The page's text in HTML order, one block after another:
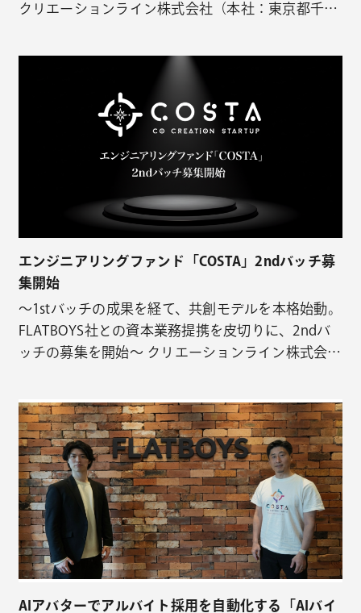
クリエーションライン株式会社（本社：東京都千代
象とした対談インタビューシリーズ「あだちの極
エンジニアリングファンド「COSTA」2ndバッチ募
集開始
〜1stバッチの成果を経て、共創モデルを本格始動。
FLATBOYS社との資本業務提携を皮切りに、2ndバ
ッチの募集を開始〜 クリエーションライン株式会社
エクイティ（株式）を組み合わせたエンジニアリン
グファンド「Co-Creation Startup（COSTA）」の…
AIアバターでアルバイト採用を自動化する「AIバイ